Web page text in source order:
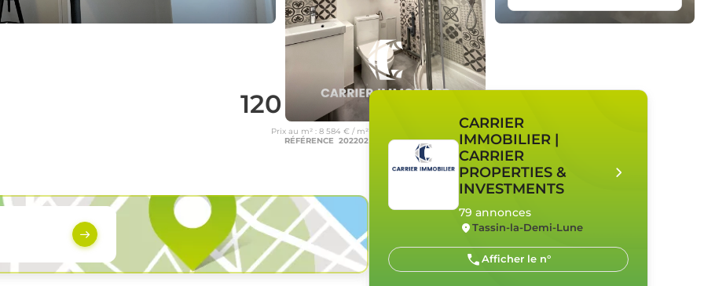
120 000 €
Prix au m² : 8 584 € / m²
RÉFÉRENCE 202202
CARRIER
IMMOBILIER |
CARRIER
PROPERTIES &
INVESTMENTS
79 annonces
Tassin-la-Demi-Lune
Afficher le n°